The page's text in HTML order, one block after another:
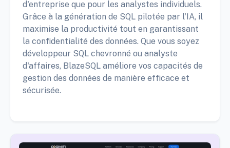
d'entreprise que pour les analystes individuels.
Grâce à la génération de SQL pilotée par l'IA, il
maximise la productivité tout en garantissant
la confidentialité des données. Que vous soyez
développeur SQL chevronné ou analyste
d'affaires, BlazeSQL améliore vos capacités de
gestion des données de manière efficace et
sécurisée.